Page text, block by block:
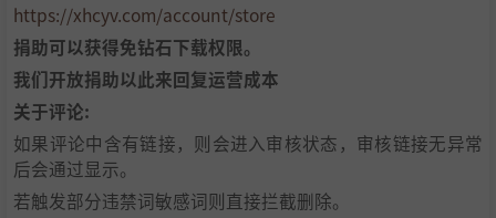
https://xhcyv.com/account/store
捐助可以获得免钻石下载权限。
我们开放捐助以此来回复运营成本
关于评论:
如果评论中含有链接，则会进入审核状态，审核链接无异常
后会通过显示。
若触发部分违禁词敏感词则直接拦截删除。